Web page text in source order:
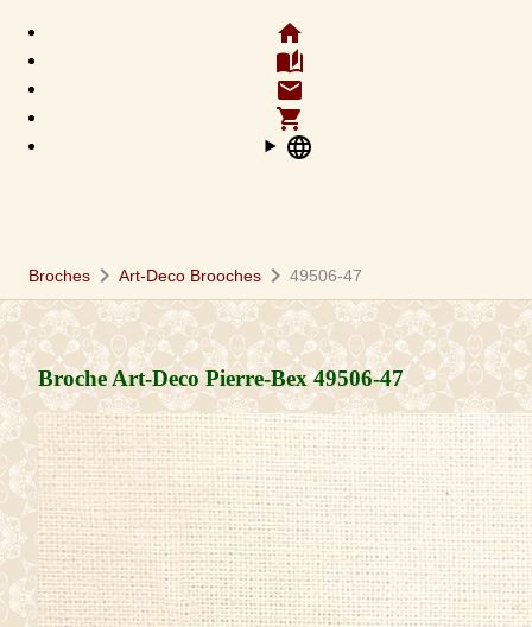
home
auto_stories
email
shopping_cart
language
Broches chevron_right Art-Deco Brooches chevron_right 49506-47
Broche Art-Deco Pierre-Bex49506-47